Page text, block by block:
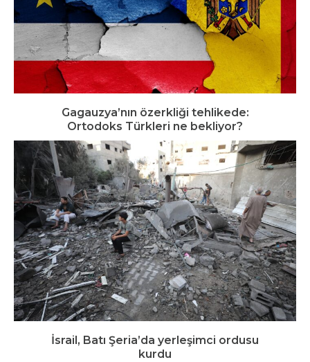
Gagauzya’nın özerkliği tehlikede:
Ortodoks Türkleri ne bekliyor?
İsrail, Batı Şeria’da yerleşimci ordusu
kurdu